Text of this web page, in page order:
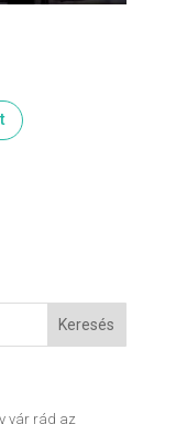
vár rád az